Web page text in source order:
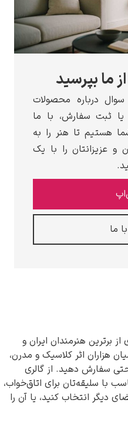
بپرسید
درباره محصولات
سفارش، با ما
تا هنر را به
را با یک
هنرمندان ایران و
اثر کلاسیک و مدرن،
دهید. از گالری
سلیقه‌تان برای اتاق‌خواب،
انتخاب کنید، یا آن را